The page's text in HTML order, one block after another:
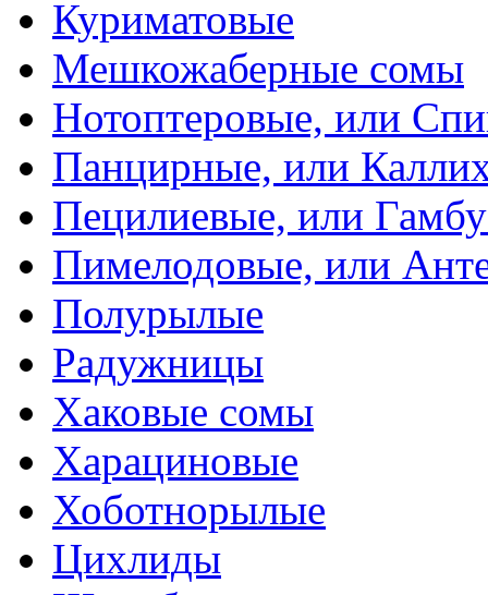
Куриматовые
Мешкожаберные сомы
Нотоптеровые, или
Панцирные, или
Пецилиевые, или
Пимелодовые, или
Полурылые
Радужницы
Хаковые сомы
Харациновые
Хоботнорылые
Цихлиды